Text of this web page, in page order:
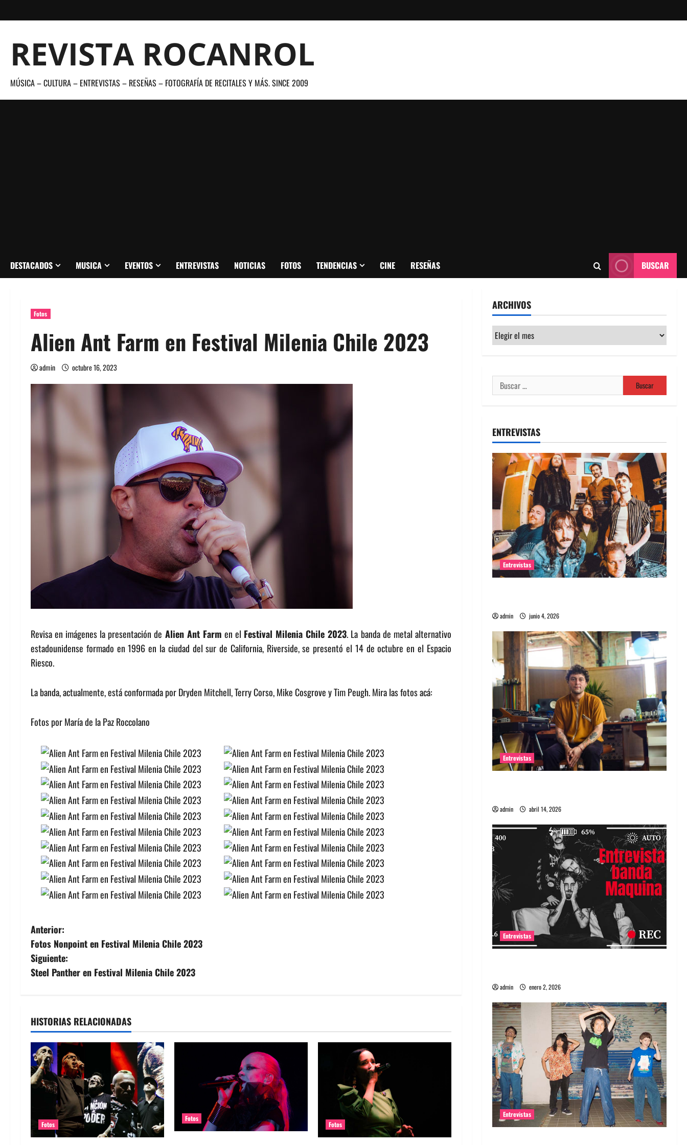
al
REVISTA ROCANROL
MÚSICA – CULTURA – ENTREVISTAS – RESEÑAS – FOTOGRAFÍA DE RECITALES Y MÁS. SINCE 2009
DESTACADOS MUSICA EVENTOS ENTREVISTAS NOTICIAS FOTOS TENDENCIAS CINE RESEÑAS BUSCAR
Fotos
Alien Ant Farm en Festival Milenia Chile 2023
admin octubre 16, 2023
Revisa en imágenes la presentación de Alien Ant Farm en el Festival Milenia Chile 2023. La banda de metal alternativo
estadounidense formado en 1996 en la ciudad del sur de California, Riverside, se presentó el 14 de octubre en el Espacio
Riesco.
La banda, actualmente, está conformada por Dryden Mitchell, Terry Corso, Mike Cosgrove y Tim Peugh. Mira las fotos acá:
Fotos por María de la Paz Roccolano
N
a
v
g
a
c
i
n
Anterior:
Fotos Nonpoint en Festival Milenia Chile 2023
Siguiente:
Steel Panther en Festival Milenia Chile 2023
HISTORIAS RELACIONADAS
Fotos
Fotos
Fotos
ARCHIVOS
Archivos
Buscar:
ENTREVISTAS
Entrevistas
admin junio 4, 2026
Entrevistas
admin abril 14, 2026
Entrevistas
admin enero 2, 2026
Entrevistas